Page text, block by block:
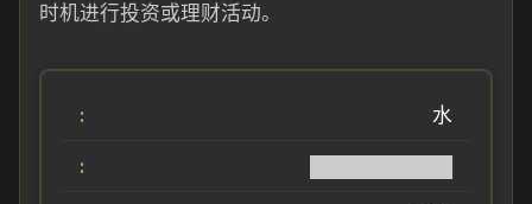
时机进行投资或理财活动。
水